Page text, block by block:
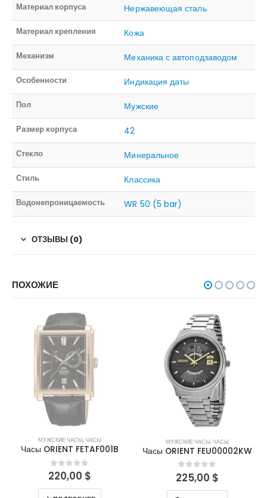
Материал корпуса Нержавеющая сталь
Материал крепления Кожа
Механизм Механика с автоподзаводом
Особенности Индикация даты
Пол Мужские
Размер корпуса 42
Стекло Минеральное
Стиль Классика
Водонепроницаемость WR 50 (5 bar)
ОТЗЫВЫ (0)
ПОХОЖИЕ
НЕТ В НАЛИЧИИ
МУЖСКИЕ ЧАСЫ,ЧАСЫ
Часы ORIENT FETAF001B
0out of 5
220,00 $
МУЖСКИЕ ЧАСЫ,ЧАСЫ
Часы ORIENT FEU00002KW
0out of 5
225,00 $